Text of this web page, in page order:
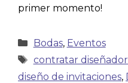
primer momento!
Bodas, Eventos
contratar
diseño de invitaciones,